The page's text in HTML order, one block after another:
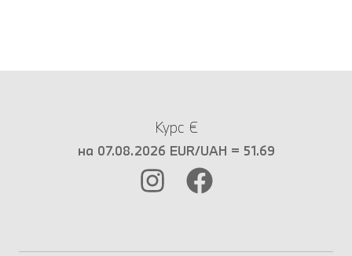
Курс €
на 07.08.2026 EUR/UAH = 51.69